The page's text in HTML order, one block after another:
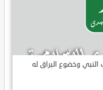
وخضوع البراق له